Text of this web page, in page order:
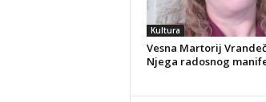
Kultura
Vesna Martorij
Njega radosnog